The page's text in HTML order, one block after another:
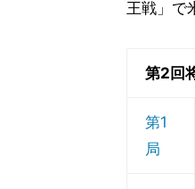
王戦」で
第2回
第1
局